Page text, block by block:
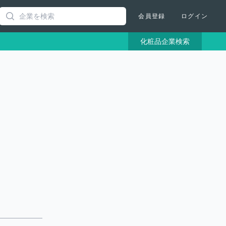
会員登録 ログイン
化粧品企業検索